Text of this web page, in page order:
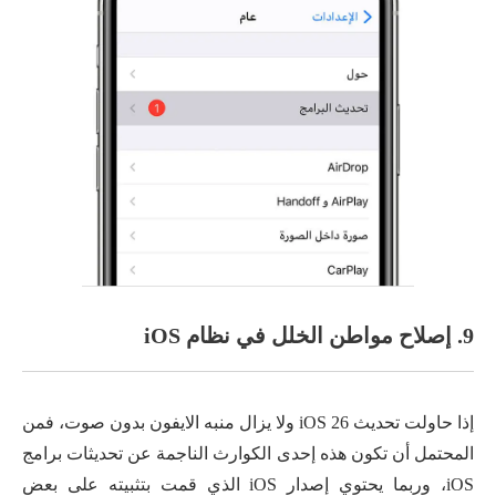
9. إصلاح مواطن الخلل في نظام iOS
إذا حاولت تحديث iOS 26 ولا يزال منبه الايفون بدون صوت، فمن
المحتمل أن تكون هذه إحدى الكوارث الناجمة عن تحديثات برامج
iOS، وربما يحتوي إصدار iOS الذي قمت بتثبيته على بعض